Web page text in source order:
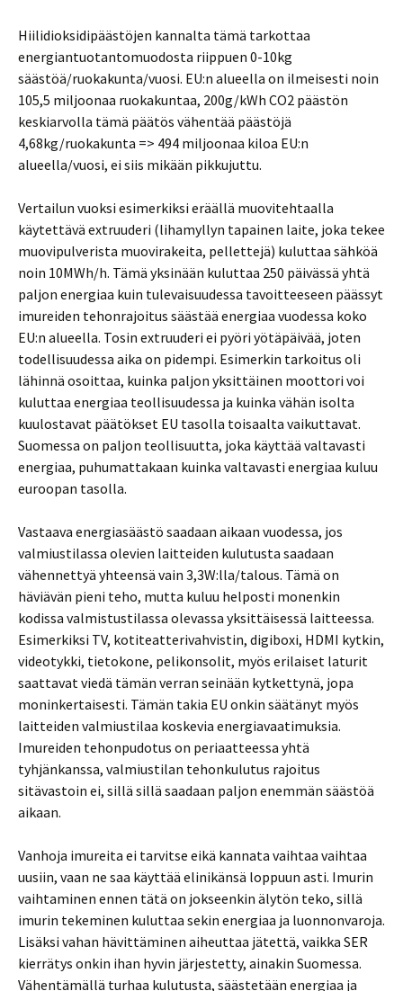
Hiilidioksidipäästöjen kannalta tämä tarkottaa
energiantuotantomuodosta riippuen 0-10kg
säästöä/ruokakunta/vuosi. EU:n alueella on ilmeisesti noin
105,5 miljoonaa ruokakuntaa, 200g/kWh CO2 päästön
keskiarvolla tämä päätös vähentää päästöjä
4,68kg/ruokakunta => 494 miljoonaa kiloa EU:n
alueella/vuosi, ei siis mikään pikkujuttu.
Vertailun vuoksi esimerkiksi eräällä muovitehtaalla
käytettävä extruuderi (lihamyllyn tapainen laite, joka tekee
muovipulverista muovirakeita, pellettejä) kuluttaa sähköä
noin 10MWh/h. Tämä yksinään kuluttaa 250 päivässä yhtä
paljon energiaa kuin tulevaisuudessa tavoitteeseen päässyt
imureiden tehonrajoitus säästää energiaa vuodessa koko
EU:n alueella. Tosin extruuderi ei pyöri yötäpäivää, joten
todellisuudessa aika on pidempi. Esimerkin tarkoitus oli
lähinnä osoittaa, kuinka paljon yksittäinen moottori voi
kuluttaa energiaa teollisuudessa ja kuinka vähän isolta
kuulostavat päätökset EU tasolla toisaalta vaikuttavat.
Suomessa on paljon teollisuutta, joka käyttää valtavasti
energiaa, puhumattakaan kuinka valtavasti energiaa kuluu
euroopan tasolla.
Vastaava energiasäästö saadaan aikaan vuodessa, jos
valmiustilassa olevien laitteiden kulutusta saadaan
vähennettyä yhteensä vain 3,3W:lla/talous. Tämä on
häviävän pieni teho, mutta kuluu helposti monenkin
kodissa valmistustilassa olevassa yksittäisessä laitteessa.
Esimerkiksi TV, kotiteatterivahvistin, digiboxi, HDMI kytkin,
videotykki, tietokone, pelikonsolit, myös erilaiset laturit
saattavat viedä tämän verran seinään kytkettynä, jopa
moninkertaisesti. Tämän takia EU onkin säätänyt myös
laitteiden valmiustilaa koskevia energiavaatimuksia.
Imureiden tehonpudotus on periaatteessa yhtä
tyhjänkanssa, valmiustilan tehonkulutus rajoitus
sitävastoin ei, sillä sillä saadaan paljon enemmän säästöä
aikaan.
Vanhoja imureita ei tarvitse eikä kannata vaihtaa vaihtaa
uusiin, vaan ne saa käyttää elinikänsä loppuun asti. Imurin
vaihtaminen ennen tätä on jokseenkin älytön teko, sillä
imurin tekeminen kuluttaa sekin energiaa ja luonnonvaroja.
Lisäksi vahan hävittäminen aiheuttaa jätettä, vaikka SER
kierrätys onkin ihan hyvin järjestetty, ainakin Suomessa.
Vähentämällä turhaa kulutusta, säästetään energiaa ja